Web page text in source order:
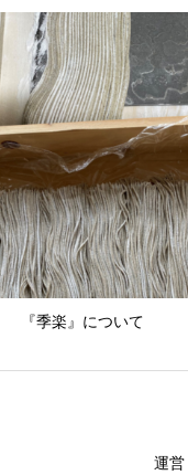
『季楽』について
運